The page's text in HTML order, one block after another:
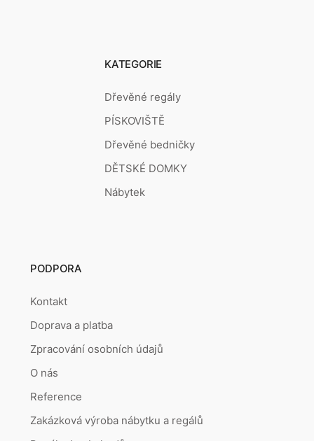
KATEGORIE
Dřevěné regály
PÍSKOVIŠTĚ
Dřevěné bedničky
DĚTSKÉ DOMKY
Nábytek
PODPORA
Kontakt
Doprava a platba
Zpracování osobních údajů
O nás
Reference
Zakázková výroba nábytku a regálů